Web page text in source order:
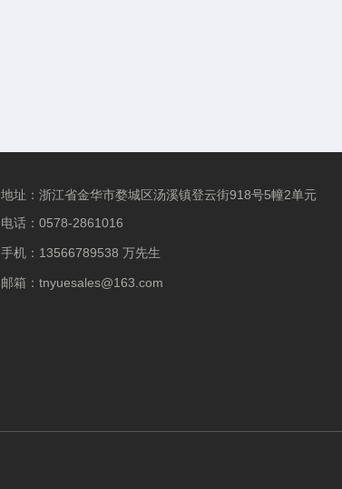
地址：浙江省金华市婺城区汤溪镇登云街918号5幢2单元
电话：0578-2861016
手机：13566789538 万先生
邮箱：tnyuesales@163.com